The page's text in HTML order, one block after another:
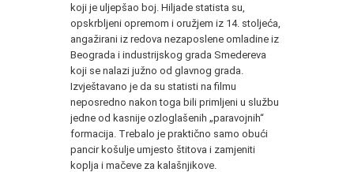
koji je uljepšao boj. Hiljade statista su,
opskrbljeni opremom i oružjem iz 14. stoljeća,
angažirani iz redova nezaposlene omladine iz
Beograda i industrijskog grada Smedereva
koji se nalazi južno od glavnog grada.
Izvještavano je da su statisti na filmu
neposredno nakon toga bili primljeni u službu
jedne od kasnije ozloglašenih „paravojnih“
formacija. Trebalo je praktično samo obući
pancir košulje umjesto štitova i zamjeniti
koplja i mačeve za kalašnjikove.